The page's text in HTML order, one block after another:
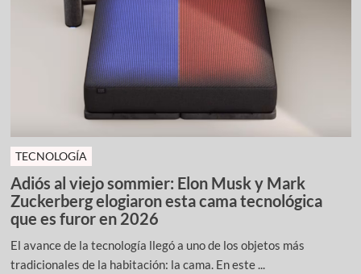
TECNOLOGÍA
Adiós al viejo sommier: Elon Musk y Mark
Zuckerberg elogiaron esta cama tecnológica
que es furor en 2026
El avance de la tecnología llegó a uno de los objetos más
tradicionales de la habitación: la cama. En este ...